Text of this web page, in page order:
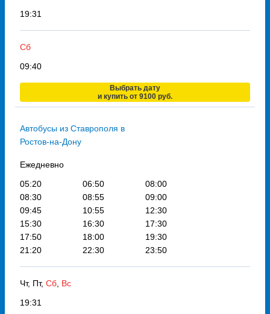
19:31
Сб
09:40
Выбрать дату
и купить от 9100 руб.
Автобусы из Ставрополя в
Ростов-на-Дону
Ежедневно
05:20
06:50
08:00
08:30
08:55
09:00
09:45
10:55
12:30
15:30
16:30
17:30
17:50
18:00
19:30
21:20
22:30 23:50
Чт, Пт, Сб Вс
19:31